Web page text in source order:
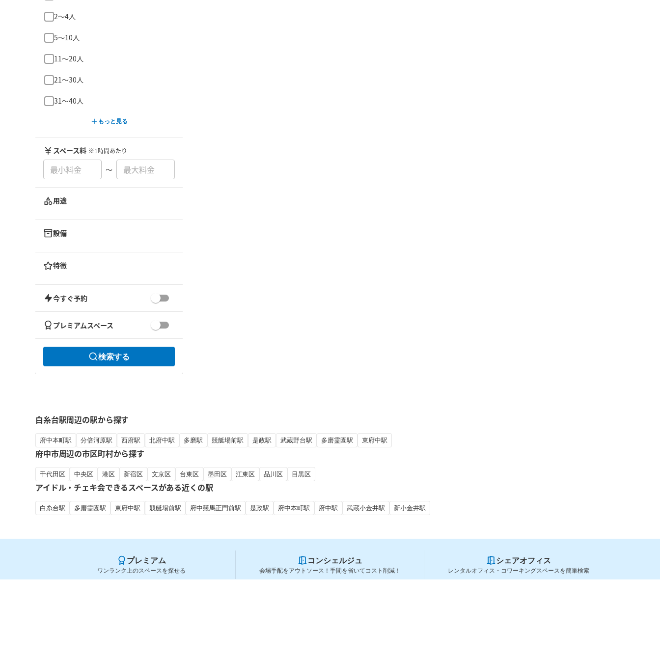
2〜4人
5〜10人
11〜20人
21〜30人
31〜40人
もっと見る
スペース料 ※1時間あたり
〜
用途
設備
特徴
今すぐ予約
プレミアムスペース
検索する
白糸台駅周辺の駅から探す
府中本町駅 分倍河原駅 西府駅 北府中駅 多磨駅 競艇場前駅 是政駅 武蔵野台駅 多磨霊園駅 東府中駅
府中市周辺の市区町村から探す
千代田区 中央区 港区 新宿区 文京区 台東区 墨田区 江東区 品川区 目黒区
アイドル・チェキ会できるスペースがある近くの駅
白糸台駅 多磨霊園駅 東府中駅 競艇場前駅 府中競馬正門前駅 是政駅 府中本町駅 府中駅 武蔵小金井駅 新小金井駅
プレミアム
ワンランク上のスペースを探せる
コンシェルジュ
会場手配をアウトソース！手間を省いてコスト削減！
シェアオフィス
レンタルオフィス・コワーキングスペースを簡単検索